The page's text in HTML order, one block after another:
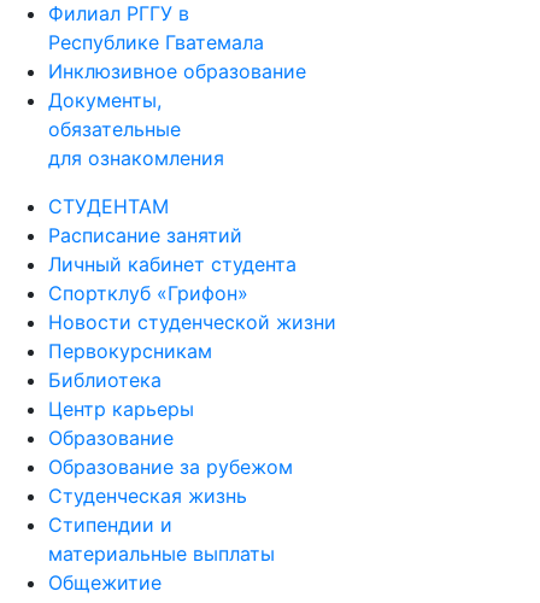
Филиал РГГУ в
Республике Гватемала
Инклюзивное образование
Документы,
обязательные
для ознакомления
СТУДЕНТАМ
Расписание занятий
Личный кабинет студента
Спортклуб «Грифон»
Новости студенческой жизни
Первокурсникам
Библиотека
Центр карьеры
Образование
Образование за рубежом
Студенческая жизнь
Стипендии и
материальные выплаты
Общежитие